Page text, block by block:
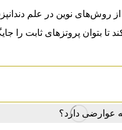
از روش‌های نوین در علم
بتوان پروتزهای ثابت را